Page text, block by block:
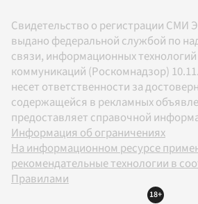
Свидетельство о регистрации СМИ
выдано федеральной службой по
связи, информационных
коммуникаций (Роскомнадзор)
несет ответственности за
содержащейся в рекламных
предоставляет справочной
Информация об ограничениях
На информационном ресурсе
рекомендательные технологии в
Правилами
18+